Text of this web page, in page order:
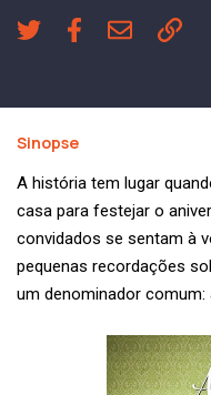
Sinopse
A história tem lugar
casa para festejar o
convidados se sentam à
pequenas recordações
um denominador